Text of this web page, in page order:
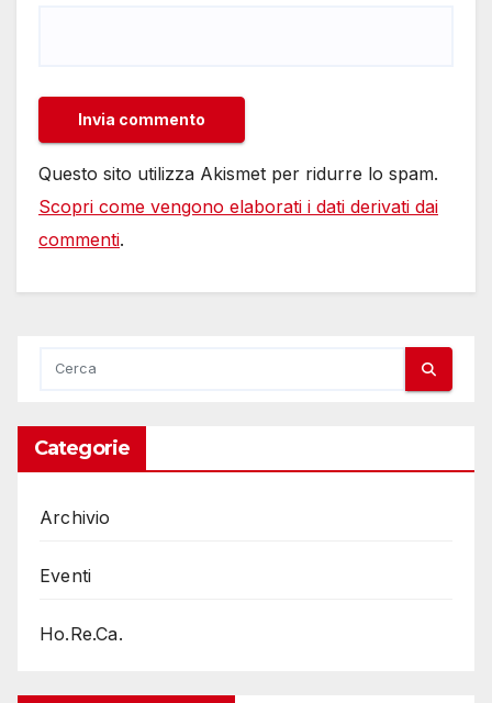
Questo sito utilizza Akismet per ridurre lo spam.
Scopri come vengono elaborati i dati derivati dai
commenti.
Categorie
Archivio
Eventi
Ho.Re.Ca.